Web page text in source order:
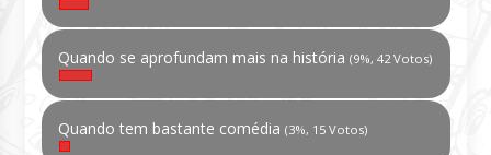
Quando se aprofundam mais na história (9%, 42 Votos)
Quando tem bastante comédia (3%, 15 Votos)